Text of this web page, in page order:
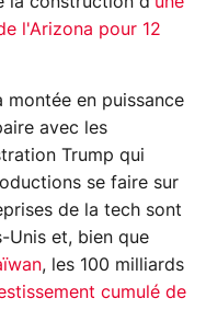
l'Arizona pour 12
montée en puissance
avec les
Trump qui
se faire sur
de la tech sont
Unis et, bien que
, les 100 milliards
cumulé de